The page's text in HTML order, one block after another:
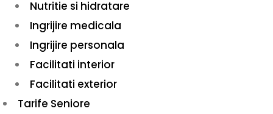
Nutritie si hidratare
Ingrijire medicala
Ingrijire personala
Facilitati interior
Facilitati exterior
Tarife Seniore